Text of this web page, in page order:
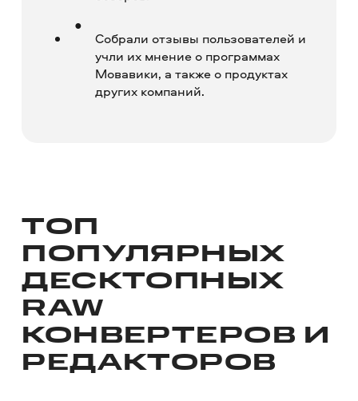
Собрали отзывы пользователей и
учли их мнение о программах
Мовавики, а также о продуктах
других компаний.
ТОП
ПОПУЛЯРНЫХ
ДЕСКТОПНЫХ
RAW
КОНВЕРТЕРОВ И
РЕДАКТОРОВ